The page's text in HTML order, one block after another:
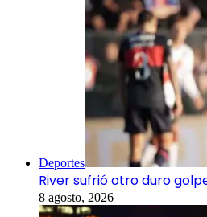
Deportes
River sufrió otro duro
8 agosto, 2026